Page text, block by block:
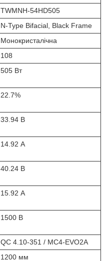
TWMNH-54HD505
N-Type Bifacial, Black Frame
Монокристалічна
108
505 Вт
22.7%
33.94 В
14.92 А
40.24 В
15.92 А
1500 В
QC 4.10-351 / MC4-EVO2A
1200 мм